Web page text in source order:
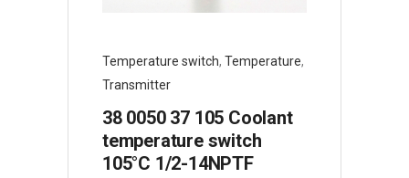
Temperature switch, Temperature,
Transmitter
38 0050 37 105 Coolant
temperature switch
105°C 1/2-14NPTF